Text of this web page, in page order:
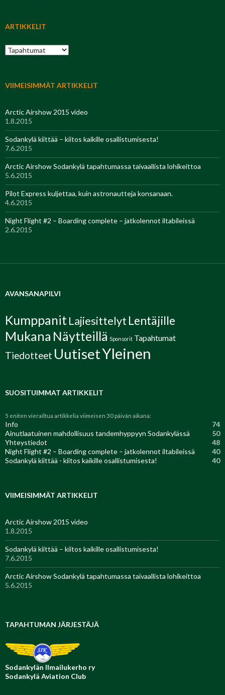
ARTIKKELIT
Artikkelit
VIIMEISIMMÄT ARTIKKELIT
Arctic Airshow 2015 video
1.8.2015
Sodankylä kiittää – kiitos kaikille osallistumisesta!
7.6.2015
Arctic Airshow Sodankylä tapahtumassa taivaallista lohikeittoa
5.6.2015
Pilot Express kuljettaa, kuin astronautteja konsanaan.
4.6.2015
Night Flight #2 – Boarding complete – jatkolennot iltabileissä
2.6.2015
AVANSANAPILVI
KumppanitLajiesittelyt Lentäjille
Mukana Näytteillä Sponsorit Tapahtumat
Tiedotteet UutisetYleinen
SUOSITUIMMAT ARTIKKELIT
5 eniten vierailtua artikkelia viimeisen 30 päivän aikana:
Info
74
Ainutlaatuinen mahdollisuus tandemhyppyyn Sodankylässä
50
Yhteystiedot
48
Night Flight #2 – Boarding complete – jatkolennot iltabileissä
40
Sodankylä kiittää - kiitos kaikille osallistumisesta!
40
VIIMEISIMMÄT ARTIKKELIT
Arctic Airshow 2015 video
1.8.2015
Sodankylä kiittää – kiitos kaikille osallistumisesta!
7.6.2015
Arctic Airshow Sodankylä tapahtumassa taivaallista lohikeittoa
5.6.2015
TAPAHTUMAN JÄRJESTÄJÄ
Sodankylän Ilmailukerho ry
Sodankylä Aviation Club